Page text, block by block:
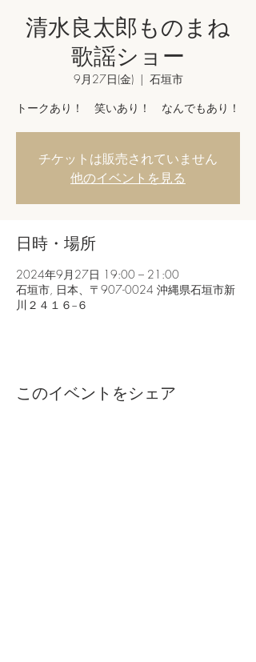
清水良太郎ものまね
歌謡ショー
9月27日(金)
  |
石垣市
トークあり！ 笑いあり！ なんでもあり！
チケットは販売されていません
他のイベントを見る
日時・場所
2024年9月27日 19:00 – 21:00
石垣市, 日本、〒907-0024 沖縄県石垣市新
川２４１６−６
このイベントをシェア